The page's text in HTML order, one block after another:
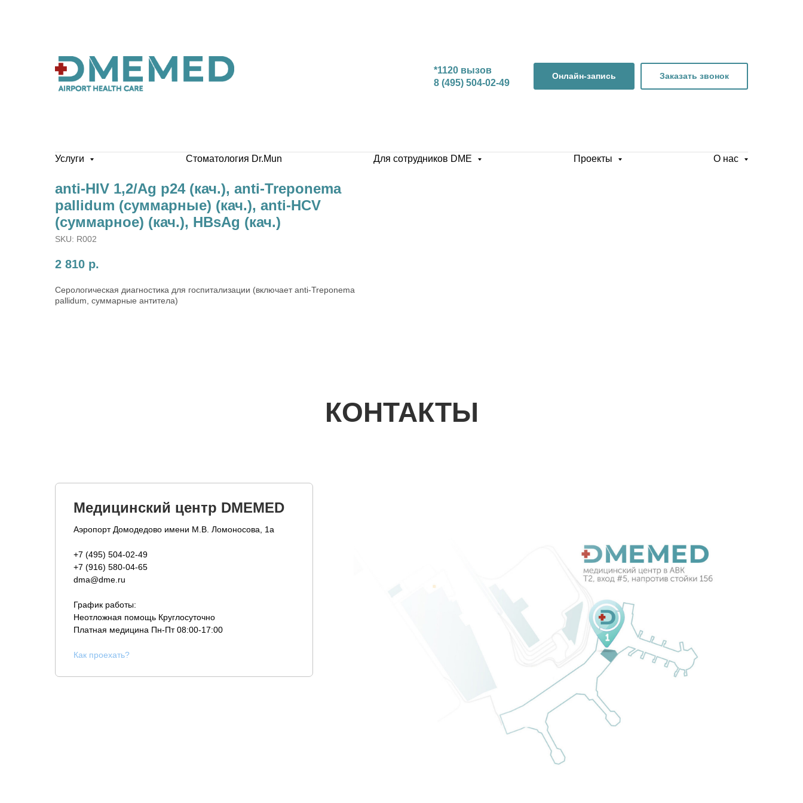
*1120 вызов
8 (495) 504-02-49
Онлайн-запись Заказать звонок
Услуги Стоматология Dr.Mun Для сотрудников DME Проекты О нас
anti-HIV 1,2/Ag p24 (кач.), anti-Treponema
pallidum (суммарные) (кач.), anti-HCV
(суммарное) (кач.), HBsAg (кач.)
SKU: R002
2 810 р.
Серологическая диагностика для госпитализации (включает anti-Treponema
pallidum, суммарные антитела)
КОНТАКТЫ
Медицинский центр DMEMED
Аэропорт Домодедово имени М.В. Ломоносова, 1а
+7 (495) 504-02-49
+7 (916) 580-04-65
dma@dme.ru
График работы:
Неотложная помощь Круглосуточно
Платная медицина Пн-Пт 08:00-17:00
Как проехать?